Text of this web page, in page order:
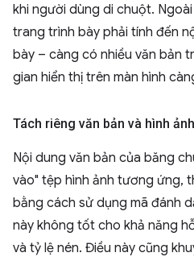
khi người dùng di chuột.
trang trình bày phải tính đến
bày – càng có nhiều văn bản
gian hiển thị trên màn hình
Tách riêng văn bản và hình ảnh
Nội dung văn bản của băng
vào" tệp hình ảnh tương ứng,
bằng cách sử dụng mã đánh
này không tốt cho khả năng
và tỷ lệ nén. Điều này cũng